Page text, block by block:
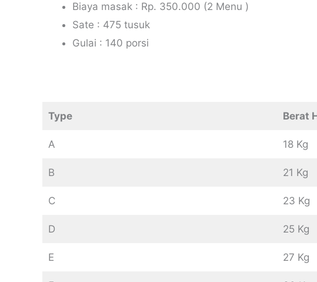
Biaya masak : Rp. 350.000 (2 Menu )
Sate : 475 tusuk
Gulai : 140 porsi
Type Berat
A 18 Kg
B 21 Kg
C 23 Kg
D 25 Kg
E 27 Kg